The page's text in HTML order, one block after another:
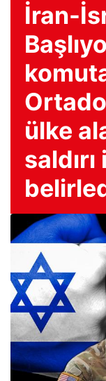
İran-
ülke